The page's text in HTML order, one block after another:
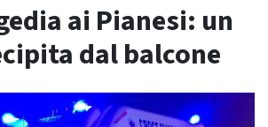
ai Pianesi: un
dal balcone